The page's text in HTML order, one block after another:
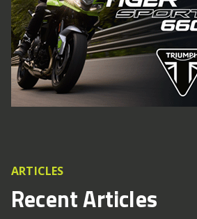
ARTICLES
Recent Articles